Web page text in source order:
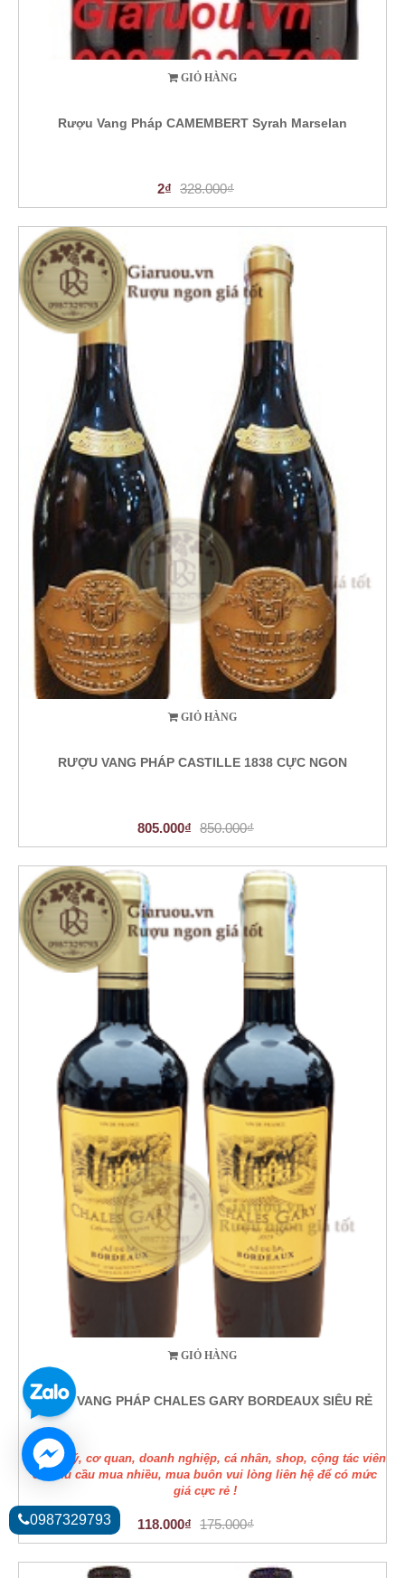
GIỎ HÀNG
Rượu Vang Pháp CAMEMBERT Syrah Marselan
2₫ 328.000₫
GIỎ HÀNG
RƯỢU VANG PHÁP CASTILLE 1838 CỰC NGON
805.000₫ 850.000₫
GIỎ HÀNG
RƯỢU VANG PHÁP CHALES GARY BORDEAUX SIÊU RẺ
Các đại lý, cơ quan, doanh nghiệp, cá nhân, shop, cộng tác viên
có nhu cầu mua nhiều, mua buôn vui lòng liên hệ để có mức
giá cực rẻ !
118.000₫ 175.000₫
0987329793